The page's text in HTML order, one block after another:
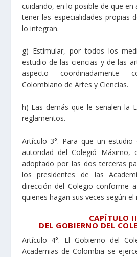
cuidando, en lo posible de que en
tener las especialidades propias
lo integran.
g) Estimular, por todos los
estudio de las ciencias y de las
aspecto coordinadamente
Colombiano de Artes y Ciencias.
h) Las demás que le señalen la
reglamentos.
Artículo 3°. Para que un
autoridad del Colegió Máximo,
adoptado por las dos terceras
los presidentes de las
dirección del Colegio conforme
quienes hagan sus veces según el
CAPÍTULO
DEL GOBIERNO DEL
Artículo 4°. El Gobierno del
Academias de Colombia se